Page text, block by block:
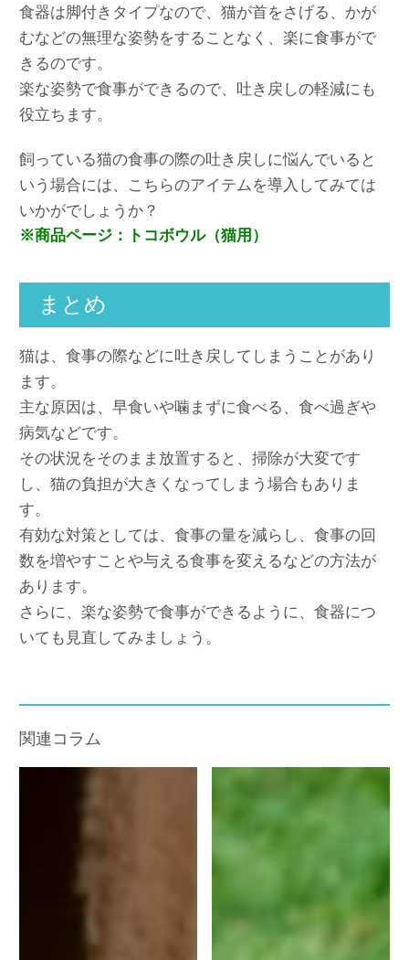
食器は脚付きタイプなので、猫が首をさげる、かが
むなどの無理な姿勢をすることなく、楽に食事がで
きるのです。
楽な姿勢で食事ができるので、吐き戻しの軽減にも
役立ちます。
飼っている猫の食事の際の吐き戻しに悩んでいると
いう場合には、こちらのアイテムを導入してみては
いかがでしょうか？
※商品ページ：トコボウル（猫用）
まとめ
猫は、食事の際などに吐き戻してしまうことがあり
ます。
主な原因は、早食いや噛まずに食べる、食べ過ぎや
病気などです。
その状況をそのまま放置すると、掃除が大変です
し、猫の負担が大きくなってしまう場合もありま
す。
有効な対策としては、食事の量を減らし、食事の回
数を増やすことや与える食事を変えるなどの方法が
あります。
さらに、楽な姿勢で食事ができるように、食器につ
いても見直してみましょう。
関連コラム